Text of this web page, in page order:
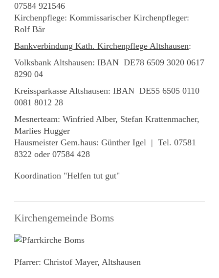
07584 921546
Kirchenpflege: Kommissarischer Kirchenpfleger:
Rolf Bär
Bankverbindung Kath. Kirchenpflege Altshausen:
Volksbank Altshausen: IBAN DE78 6509 3020 0617
8290 04
Kreissparkasse Altshausen: IBAN DE55 6505 0110
0081 8012 28
Mesnerteam: Winfried Alber, Stefan Krattenmacher,
Marlies Hugger
Hausmeister Gem.haus: Günther Igel | Tel. 07581
8322 oder 07584 428
Koordination "Helfen tut gut"
Kirchengemeinde Boms
Pfarrer: Christof Mayer, Altshausen